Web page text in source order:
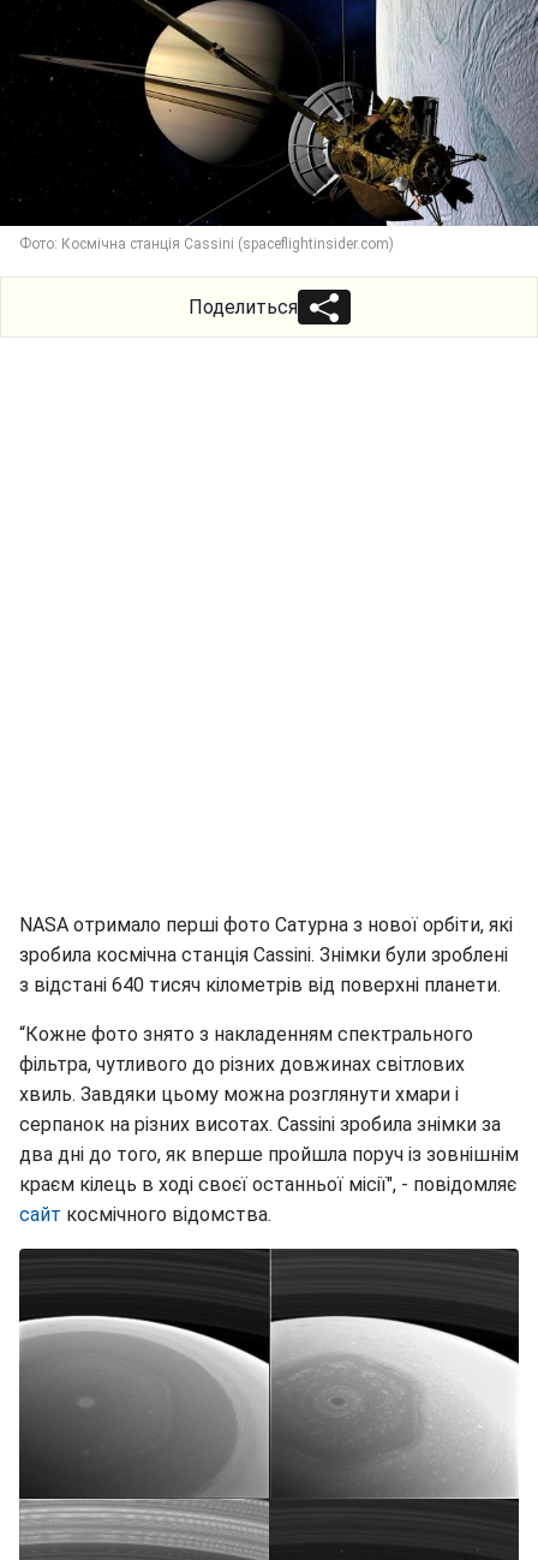
Фото: Космічна станція Cassini (spaceflightinsider.com)
Поделиться
NASA отримало перші фото Сатурна з нової орбіти, які
зробила космічна станція Cassini. Знімки були зроблені
з відстані 640 тисяч кілометрів від поверхні планети.
“Кожне фото знято з накладенням спектрального
фільтра, чутливого до різних довжинах світлових
хвиль. Завдяки цьому можна розглянути хмари і
серпанок на різних висотах. Cassini зробила знімки за
два дні до того, як вперше пройшла поруч із зовнішнім
краєм кілець в ході своєї останньої місії", - повідомляє
сайт космічного відомства.